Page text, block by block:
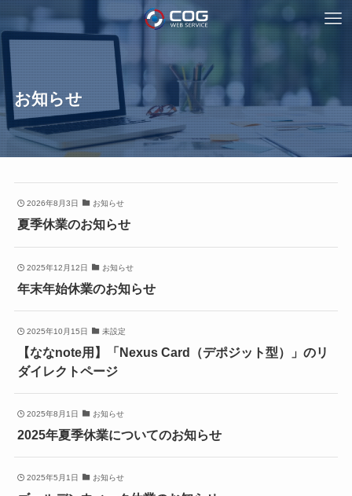
お知らせ
2026年8月3日 お知らせ
夏季休業のお知らせ
2025年12月12日 お知らせ
年末年始休業のお知らせ
2025年10月15日 未設定
【ななnote用】「Nexus Card（デポジット型）」のリ
ダイレクトページ
2025年8月1日 お知らせ
2025年夏季休業についてのお知らせ
2025年5月1日 お知らせ